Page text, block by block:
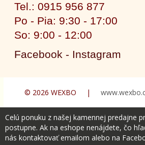
Tel.: 0915 956 877
Po - Pia: 9:30 - 17:00
So: 9:00 - 12:00
Facebook - Instagram
© 2026 WEXBO |
Celú ponuku z našej kamennej predajne
postupne. Ak na eshope nenájdete, čo
nás kontaktovať emailom alebo na